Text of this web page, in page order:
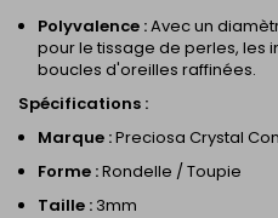
Polyvalence :Avec un
pour le tissage de perles, les
boucles d'oreilles raffinées.
Spécifications :
Marque :Preciosa Crystal
Forme :Rondelle / Toupie
Taille : 3mm